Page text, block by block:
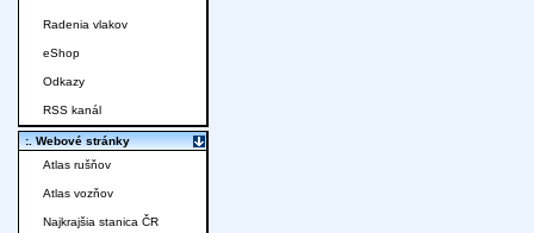
Radenia vlakov
eShop
Odkazy
RSS kanál
:. Webové stránky
Atlas rušňov
Atlas vozňov
Najkrajšia stanica ČR